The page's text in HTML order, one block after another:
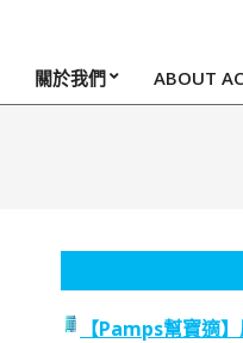
關於我們 ABOUT
【Pamps幫寶適